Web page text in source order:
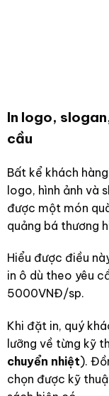
In logo,
cầu
Bất kể khách
logo, hình ảnh và
được một món
quảng bá thương
Hiểu được điều
in ô dù theo yêu
5000VNĐ/sp.
Khi đặt in, quý
lưỡng về từng kỹ
chuyển nhiệt).
chọn được kỹ